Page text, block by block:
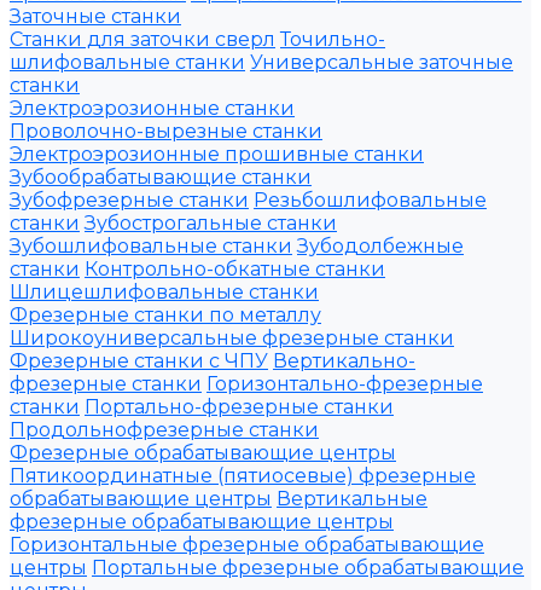
Заточные станки
Станки для заточки сверл Точильно-
шлифовальные станки Универсальные заточные
станки
Электроэрозионные станки
Проволочно-вырезные станки
Электроэрозионные прошивные станки
Зубообрабатывающие станки
Зубофрезерные станки Резьбошлифовальные
станки Зубострогальные станки
Зубошлифовальные станки Зубодолбежные
станки Контрольно-обкатные станки
Шлицешлифовальные станки
Фрезерные станки по металлу
Широкоуниверсальные фрезерные станки
Фрезерные станки с ЧПУ Вертикально-
фрезерные станки Горизонтально-фрезерные
станки Портально-фрезерные станки
Продольнофрезерные станки
Фрезерные обрабатывающие центры
Пятикоординатные (пятиосевые) фрезерные
обрабатывающие центры Вертикальные
фрезерные обрабатывающие центры
Горизонтальные фрезерные обрабатывающие
центры Портальные фрезерные обрабатывающие